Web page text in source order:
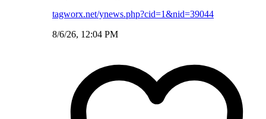
tagworx.net/ynews.php?cid=1&nid=39044
8/6/26, 12:04 PM